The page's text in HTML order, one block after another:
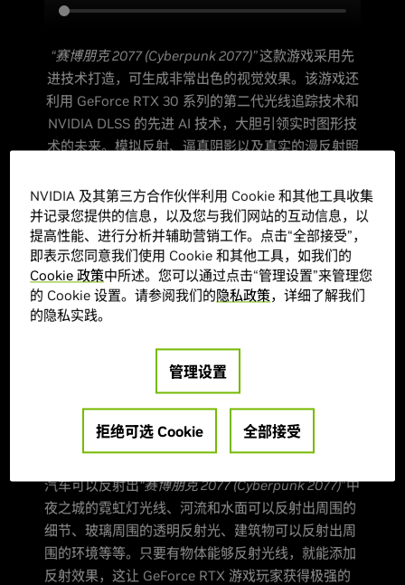
“赛博朋克 2077 (Cyberpunk 2077)”这款游戏采用先
进技术打造，可生成非常出色的视觉效果。该游戏还
利用 GeForce RTX 30 系列的第二代光线追踪技术和
NVIDIA DLSS 的先进 AI 技术，大胆引领实时图形技
术的未来。模拟反射、逼真阴影以及真实的漫反射照
- CD PROJEKT RED 灯光和特效 艺术总监 Jakub
Knapik
光线追踪反射
准确的实时反射是营造逼真度和沉浸感的重要因素，
尤其是在充满摩天大楼和无数光亮表面的大型开放世
界游戏中。利用光线追踪，每个合适的表面和对象都
能添加这些高质量、逼真的反射，从而提高逼真度并
打造沉浸式的体验。
汽车可以反射出“赛博朋克 2077 (Cyberpunk 2077)”中
夜之城的霓虹灯光线、河流和水面可以反射出周围的
细节、玻璃周围的透明反射光、建筑物可以反射出周
围的环境等等。只要有物体能够反射光线，就能添加
反射效果，这让 GeForce RTX 游戏玩家获得极强的
NVIDIA 及其第三方合作伙伴利用 Cookie 和其他工具收集
并记录您提供的信息，以及您与我们网站的互动信息，以
提高性能、进行分析并辅助营销工作。点击“全部接受”，
即表示您同意我们使用 Cookie 和其他工具，如我们的
Cookie 政策中所述。您可以通过点击“管理设置”来管理您
的 Cookie 设置。请参阅我们的隐私政策，详细了解我们
的隐私实践。
管理设置
拒绝可选 Cookie 全部接受